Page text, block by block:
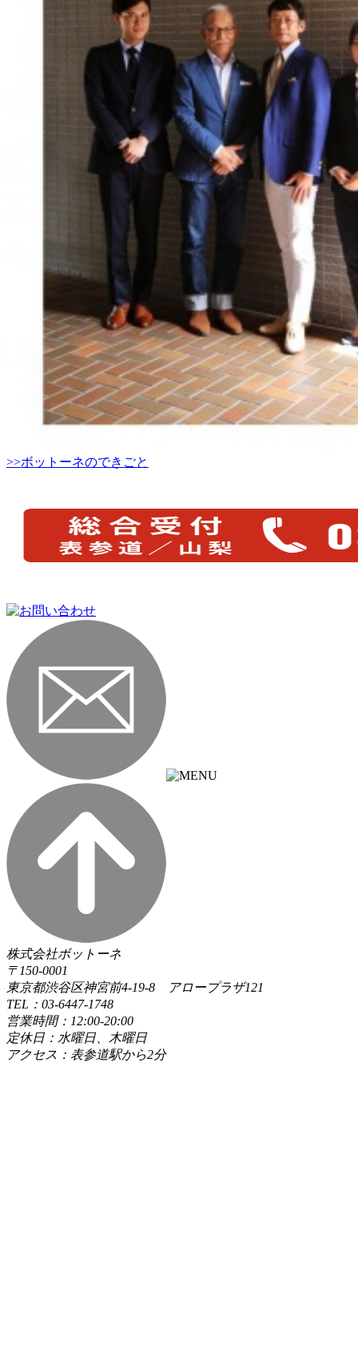
>>ボットーネのできごと
株式会社ボットーネ
〒150-0001
東京都渋谷区神宮前4-19-8 アロープラザ121
TEL：03-6447-1748
営業時間：12:00-20:00
定休日：水曜日、木曜日
アクセス：表参道駅から2分